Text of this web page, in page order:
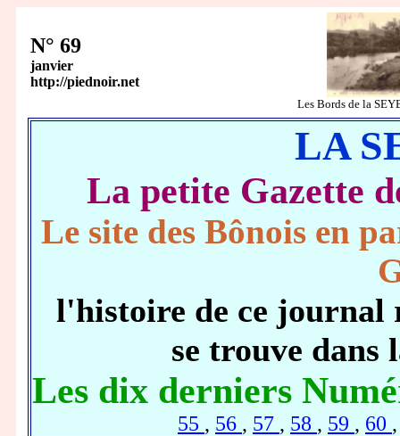
N° 69
janvier
http://piednoir.net
Les Bords de la
LA
La petite Gazette
Le site des Bônois en
l'histoire de ce journal
se trouve dans
Les dix derniers
55 , 56 , 57 , 58 , 59 , 60